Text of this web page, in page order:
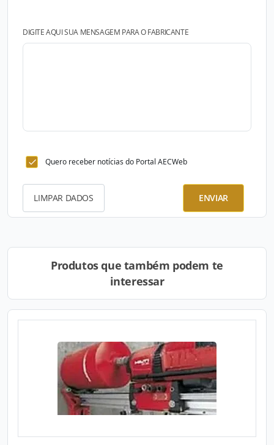
DIGITE AQUI SUA MENSAGEM PARA O FABRICANTE
Quero receber notícias do Portal AECWeb
LIMPAR DADOS ENVIAR
Produtos que também podem te
interessar